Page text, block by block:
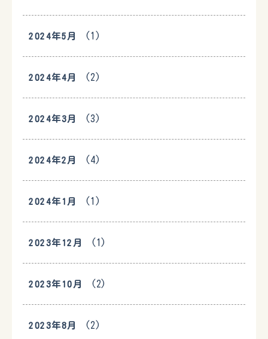
2024年5月 (1)
2024年4月 (2)
2024年3月 (3)
2024年2月 (4)
2024年1月 (1)
2023年12月 (1)
2023年10月 (2)
2023年8月 (2)